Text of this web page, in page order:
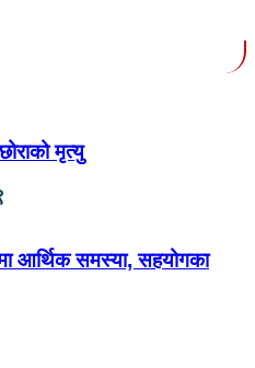
मृत्यु
आर्थिक समस्या, सहयोगका